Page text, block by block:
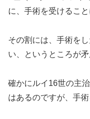
に、手術を受けるこ
その割には、手術を
い、というところが
確かにルイ16世の主
はあるのですが、手